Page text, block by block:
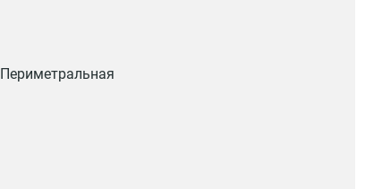
Периметральная